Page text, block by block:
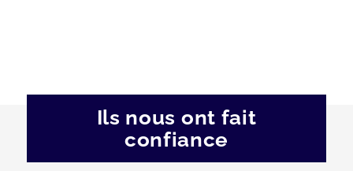
Ils nous ont fait
confiance